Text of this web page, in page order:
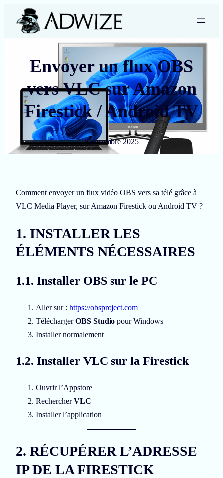
Envoyer un flux OBS
vers VLC sur Amazon
Firestick / Android TV
8 décembre 2025
Comment envoyer un flux vidéo OBS vers sa télé grâce à
VLC Media Player, sur Amazon Firestick ou Android TV ?
1. INSTALLER LES
ÉLÉMENTS NÉCESSAIRES
1.1. Installer OBS sur le PC
Aller sur : https://obsproject.com
TéléchargerOBS Studio pour Windows
Installer normalement
1.2. Installer VLC sur la Firestick
Ouvrir l’Appstore
RechercherVLC
Installer l’application
2. RÉCUPÉRER L’ADRESSE
IP DE LA FIRESTICK